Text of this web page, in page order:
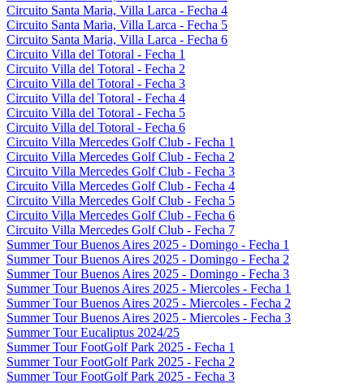
Circuito Santa Maria, Villa Larca - Fecha 4
Circuito Santa Maria, Villa Larca - Fecha 5
Circuito Santa Maria, Villa Larca - Fecha 6
Circuito Villa del Totoral - Fecha 1
Circuito Villa del Totoral - Fecha 2
Circuito Villa del Totoral - Fecha 3
Circuito Villa del Totoral - Fecha 4
Circuito Villa del Totoral - Fecha 5
Circuito Villa del Totoral - Fecha 6
Circuito Villa Mercedes Golf Club - Fecha 1
Circuito Villa Mercedes Golf Club - Fecha 2
Circuito Villa Mercedes Golf Club - Fecha 3
Circuito Villa Mercedes Golf Club - Fecha 4
Circuito Villa Mercedes Golf Club - Fecha 5
Circuito Villa Mercedes Golf Club - Fecha 6
Circuito Villa Mercedes Golf Club - Fecha 7
Summer Tour Buenos Aires 2025 - Domingo - Fecha 1
Summer Tour Buenos Aires 2025 - Domingo - Fecha 2
Summer Tour Buenos Aires 2025 - Domingo - Fecha 3
Summer Tour Buenos Aires 2025 - Miercoles - Fecha 1
Summer Tour Buenos Aires 2025 - Miercoles - Fecha 2
Summer Tour Buenos Aires 2025 - Miercoles - Fecha 3
Summer Tour Eucaliptus 2024/25
Summer Tour FootGolf Park 2025 - Fecha 1
Summer Tour FootGolf Park 2025 - Fecha 2
Summer Tour FootGolf Park 2025 - Fecha 3